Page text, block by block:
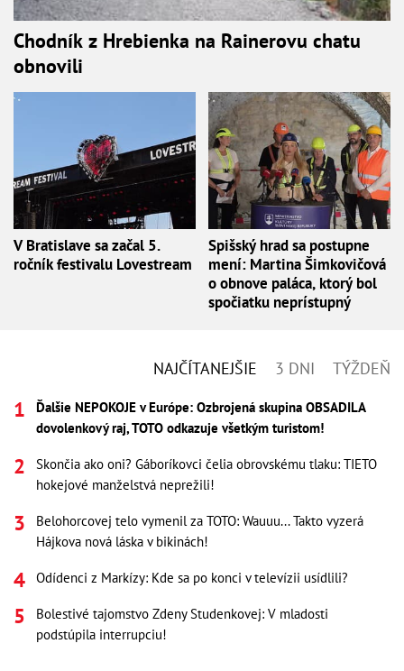
Chodník z Hrebienka na Rainerovu chatu
obnovili
V Bratislave sa začal 5.
ročník festivalu Lovestream
Spišský hrad sa postupne
mení: Martina Šimkovičová
o obnove paláca, ktorý bol
spočiatku neprístupný
NAJČÍTANEJŠIE 3 DNI TÝŽDEŇ
Ďalšie NEPOKOJE v Európe: Ozbrojená skupina OBSADILA
dovolenkový raj, TOTO odkazuje všetkým turistom!
Skončia ako oni? Gáboríkovci čelia obrovskému tlaku: TIETO
hokejové manželstvá neprežili!
Belohorcovej telo vymenil za TOTO: Wauuu... Takto vyzerá
Hájkova nová láska v bikinách!
Odídenci z Markízy: Kde sa po konci v televízii usídlili?
Bolestivé tajomstvo Zdeny Studenkovej: V mladosti
podstúpila interrupciu!